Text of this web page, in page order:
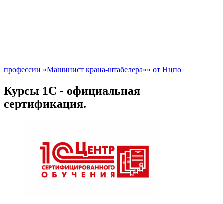
профессии «Машинист крана-штабелера»» от Нцпо
Курсы 1С - официальная
сертификация.